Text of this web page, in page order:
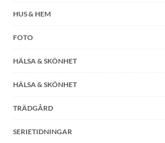
HUS & HEM
FOTO
HÄLSA & SKÖNHET
HÄLSA & SKÖNHET
TRÄDGÅRD
SERIETIDNINGAR